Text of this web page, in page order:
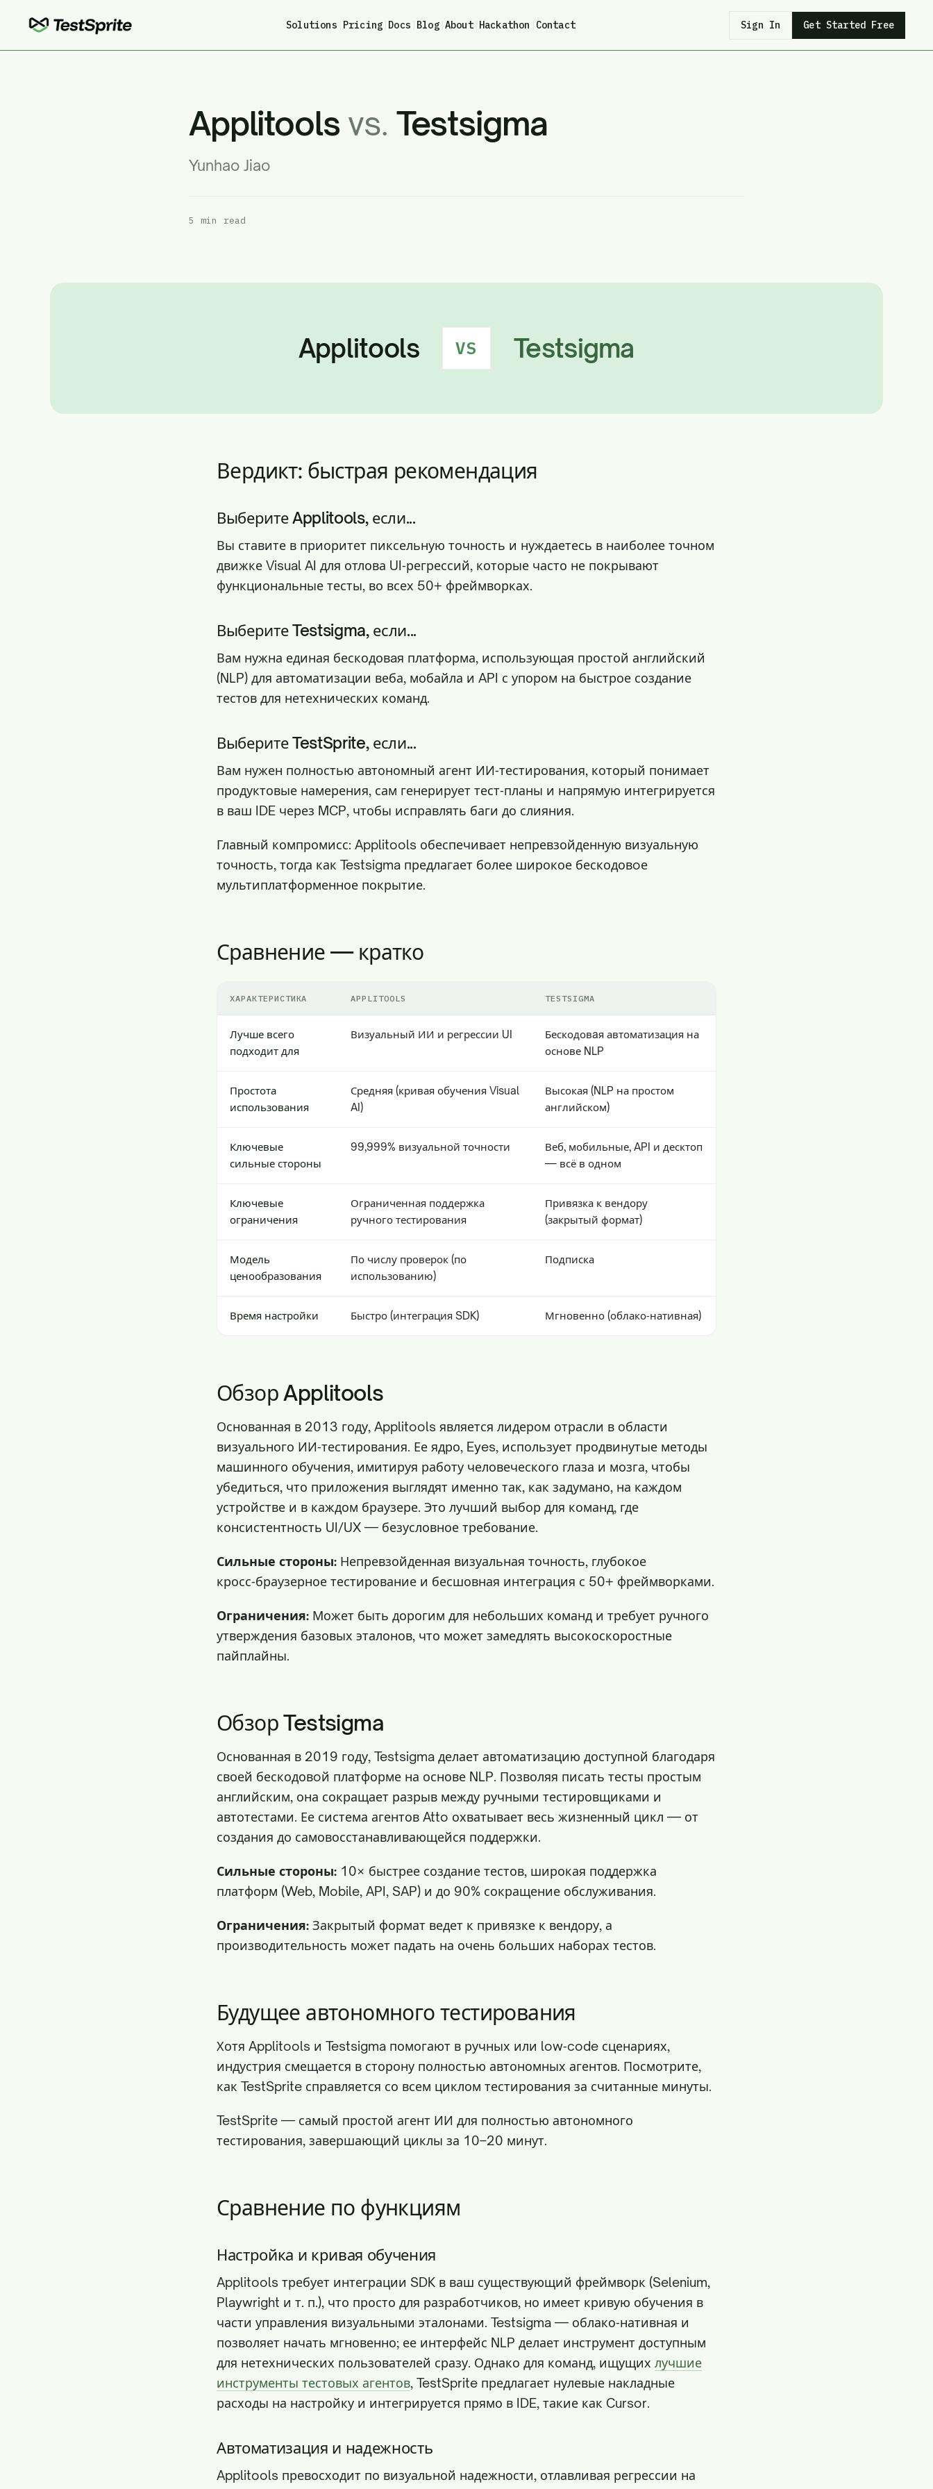
Solutions Pricing Docs Blog| About| Hackathon Contact Sign In Get Started Free
Applitools vs. Testsigma
Yunhao Jiao
5 min read
Applitools VS Testsigma
Вердикт: быстрая рекомендация
Выберите Applitools, если...
Вы ставите в приоритет пиксельную точность и нуждаетесь в наиболее точном
движке Visual AI для отлова UI‑регрессий, которые часто не покрывают
функциональные тесты, во всех 50+ фреймворках.
Выберите Testsigma, если...
Вам нужна единая бескодовaя платформа, использующая простой английский
(NLP) для автоматизации веба, мобайла и API с упором на быстрое создание
тестов для нетехнических команд.
Выберите TestSprite, если...
Вам нужен полностью автономный агент ИИ‑тестирования, который понимает
продуктовые намерения, сам генерирует тест‑планы и напрямую интегрируется
в ваш IDE через MCP, чтобы исправлять баги до слияния.
Главный компромисс: Applitools обеспечивает непревзойденную визуальную
точность, тогда как Testsigma предлагает более широкое бескодовoе
мультиплатформенное покрытие.
Сравнение — кратко
ХАРАКТЕРИСТИКА APPLITOOLS TESTSIGMA
Лучше всего
подходит для
Визуальный ИИ и регрессии UI
Бескодовaя автоматизация на
основе NLP
Простота
использования
Средняя (кривая обучения Visual
AI)
Высокая (NLP на простом
английском)
Ключевые
сильные стороны
99,999% визуальной точности
Веб, мобильные, API и десктоп
— всё в одном
Ключевые
ограничения
Ограниченная поддержка
ручного тестирования
Привязка к вендору
(закрытый формат)
Модель
ценообразования
По числу проверок (по
использованию)
Подписка
Время настройки Быстро (интеграция SDK) Мгновенно (облако‑нативная)
Обзор Applitools
Основанная в 2013 году, Applitools является лидером отрасли в области
визуального ИИ‑тестирования. Ее ядро, Eyes, использует продвинутые методы
машинного обучения, имитируя работу человеческого глаза и мозга, чтобы
убедиться, что приложения выглядят именно так, как задумано, на каждом
устройстве и в каждом браузере. Это лучший выбор для команд, где
консистентность UI/UX — безусловное требование.
Сильные стороны: Непревзойденная визуальная точность, глубокое
кросс‑браузерное тестирование и бесшовная интеграция с 50+ фреймворками.
Ограничения: Может быть дорогим для небольших команд и требует ручного
утверждения базовых эталонов, что может замедлять высокоскоростные
пайплайны.
Обзор Testsigma
Основанная в 2019 году, Testsigma делает автоматизацию доступной благодаря
своей бескодовoй платформе на основе NLP. Позволяя писать тесты простым
английским, она сокращает разрыв между ручными тестировщиками и
автотестами. Ее система агентов Atto охватывает весь жизненный цикл — от
создания до самовосстанавливающейся поддержки.
Сильные стороны: 10× быстрее создание тестов, широкая поддержка
платформ (Web, Mobile, API, SAP) и до 90% сокращение обслуживания.
Ограничения: Закрытый формат ведет к привязке к вендору, а
производительность может падать на очень больших наборах тестов.
Будущее автономного тестирования
Хотя Applitools и Testsigma помогают в ручных или low‑code сценариях,
индустрия смещается в сторону полностью автономных агентов. Посмотрите,
как TestSprite справляется со всем циклом тестирования за считанные минуты.
TestSprite — самый простой агент ИИ для полностью автономного
тестирования, завершающий циклы за 10–20 минут.
Сравнение по функциям
Настройка и кривая обучения
Applitools требует интеграции SDK в ваш существующий фреймворк (Selenium,
Playwright и т. п.), что просто для разработчиков, но имеет кривую обучения в
части управления визуальными эталонами. Testsigma — облако‑нативная и
позволяет начать мгновенно; ее интерфейс NLP делает инструмент доступным
для нетехнических пользователей сразу. Однако для команд, ищущих лучшие
инструменты тестовых агентов, TestSprite предлагает нулевые накладные
расходы на настройку и интегрируется прямо в IDE, такие как Cursor.
Автоматизация и надежность
Applitools превосходит по визуальной надежности, отлавливая регрессии на